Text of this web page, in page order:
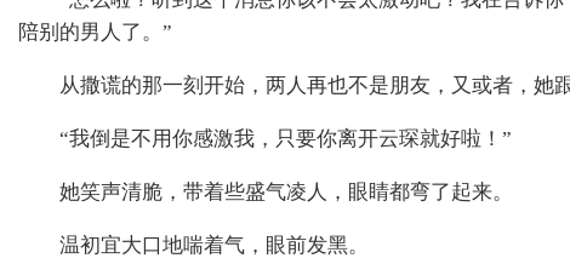
陪别的男人了。”
从撒谎的那一刻开始，两人再也不是朋友，又或者，她
“我倒是不用你感激我，只要你离开云琛就好啦！”
她笑声清脆，带着些盛气凌人，眼睛都弯了起来。
温初宜大口地喘着气，眼前发黑。